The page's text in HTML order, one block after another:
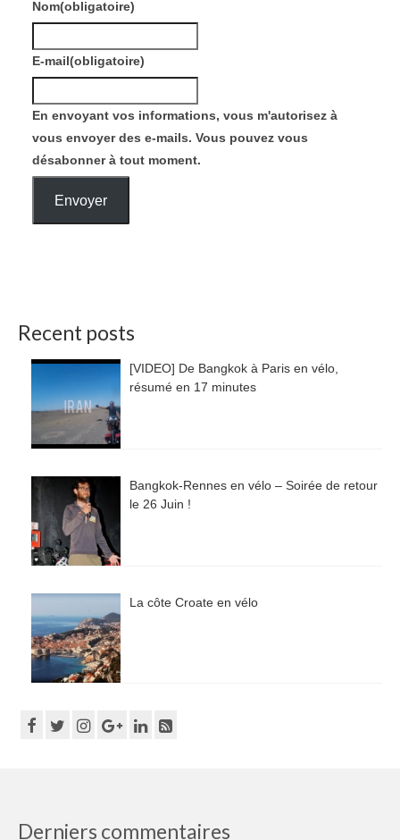
Nom(obligatoire)
E-mail(obligatoire)
En envoyant vos informations, vous m'autorisez à
vous envoyer des e-mails. Vous pouvez vous
désabonner à tout moment.
Envoyer
Recent posts
[VIDEO] De Bangkok à Paris en vélo,
résumé en 17 minutes
Bangkok-Rennes en vélo – Soirée de retour
le 26 Juin !
La côte Croate en vélo
Derniers commentaires